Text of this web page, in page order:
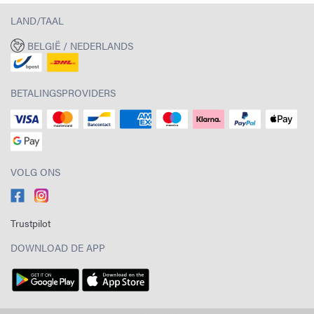
LAND/TAAL
BELGIË / NEDERLANDS
BETALINGSPROVIDERS
VOLG ONS
Trustpilot
DOWNLOAD DE APP